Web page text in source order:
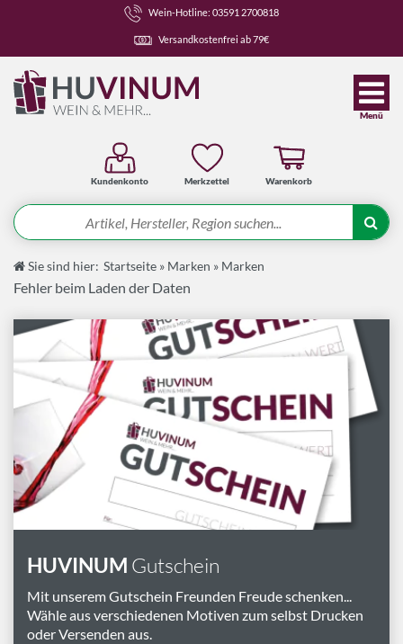
Wein-Hotline: 03591 2700818
Versandkostenfrei ab 79€
Kundenkonto Merkzettel Warenkorb
Menü
Angebote
Wein-Pakete
Spirituosen-Pakete
Geschenk-Pakete
Weine
Spirituosen
Marken
Inspiration
Wissenswelt
Sie sind hier: Startseite » Marken » Marken
Fehler beim Laden der Daten
HUVINUM Gutschein
Mit unserem Gutschein Freunden Freude schenken...
Wähle aus verschiedenen Motiven zum selbst Drucken
oder Versenden aus.